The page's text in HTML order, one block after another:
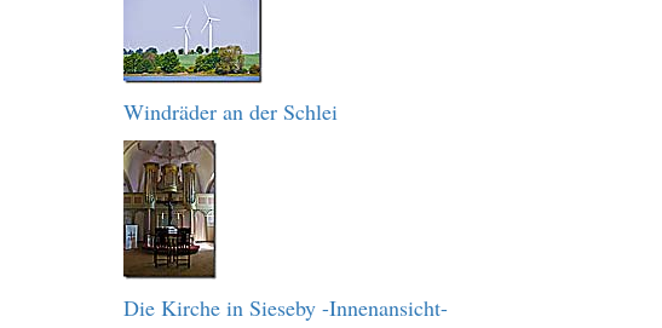
Windräder an der Schlei
Die Kirche in Sieseby -Innenansicht-